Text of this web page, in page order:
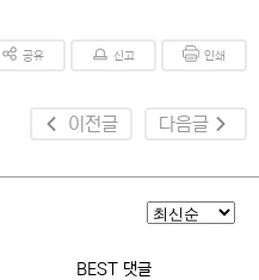
공유 신고 인쇄
이전글 다음글
BEST 댓글